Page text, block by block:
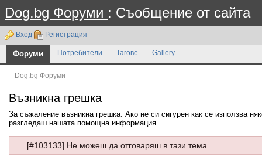
Dog.bg Форуми : Съобщение от сайта
Вход Регистрация
Форуми Потребители Тагове Gallery
Dog.bg Форуми
Възникна грешка
За съжаление възникна грешка. Ако не си сигурен как се използва
разгледаш нашата помощна информация.
[#103133] Не можеш да отговаряш в тази тема.